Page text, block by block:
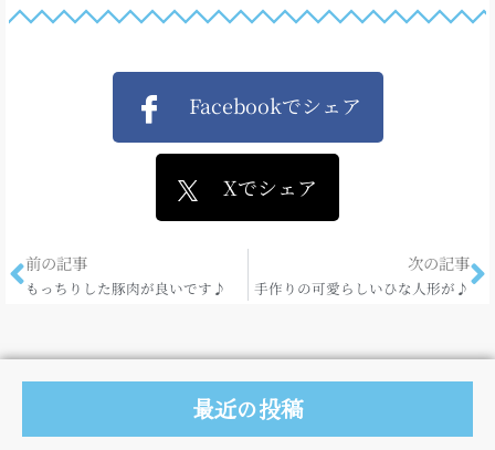
Facebookでシェア
Xでシェア
前の記事
もっちりした豚肉が良いです♪
次の記事
手作りの可愛らしいひな人形が♪
最近の投稿